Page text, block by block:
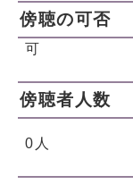
傍聴の可否
可
傍聴者人数
0人